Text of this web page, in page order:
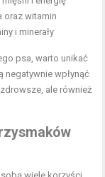
oraz witamin
i minerały
psa, warto unikać
wpłynąć
ale również